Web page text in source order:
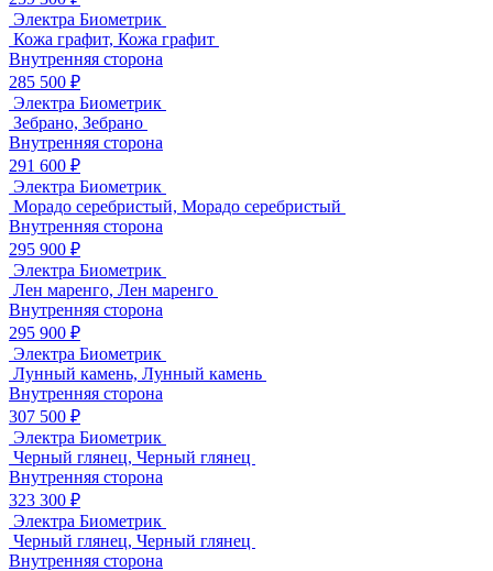
Электра Биометрик
Кожа графит, Кожа графит
Внутренняя сторона
285 500 ₽
Электра Биометрик
Зебрано, Зебрано
Внутренняя сторона
291 600 ₽
Электра Биометрик
Морадо серебристый, Морадо серебристый
Внутренняя сторона
295 900 ₽
Электра Биометрик
Лен маренго, Лен маренго
Внутренняя сторона
295 900 ₽
Электра Биометрик
Лунный камень, Лунный камень
Внутренняя сторона
307 500 ₽
Электра Биометрик
Черный глянец, Черный глянец
Внутренняя сторона
323 300 ₽
Электра Биометрик
Черный глянец, Черный глянец
Внутренняя сторона